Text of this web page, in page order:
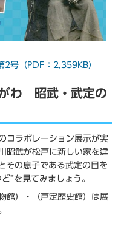
号（PDF：2,359KB）
わ 昭武・武定の
コラボレーション展示が実
昭武が松戸に新しい家を建
その息子である武定の目を
”を見てみましょう。
館）・（戸定歴史館）は展